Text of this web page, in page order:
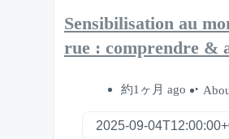
Sensibilisation au
rue : comprendre &
約1ヶ月 ago